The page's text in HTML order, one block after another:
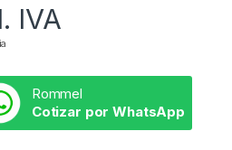
IVA
Rommel
Cotizar por WhatsApp